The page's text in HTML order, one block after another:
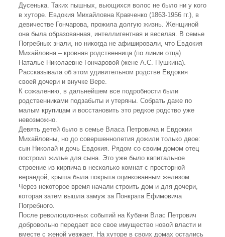
Дусенька. Таких пышных, вьющихся волос не было ни у кого
в хуторе. Евдокия Михайловна Кравченко (1863-1956 гг.), в
девичестве Гончарова, прожила долгую жизнь. Женщиной
она была образованная, интеллигентная и веселая. В семье
Погребных знали, но никогда не афишировали, что Евдокия
Михайловна – кровная родственница (по линии отца)
Наталье Николаевне Гончаровой (жене А.С. Пушкина).
Рассказывала об этом удивительном родстве Евдокия
своей дочери и внучке Вере.
К сожалению, в дальнейшем все подробности были
родственниками подзабыты и утеряны. Собрать даже по
малым крупицам и восстановить это редкое родство уже
невозможно.
Девять детей было в семье Власа Петровича и Евдокии
Михайловны, но до совершеннолетия дожили только двое:
сын Николай и дочь Евдокия. Рядом со своим домом отец
построил жилье для сына. Это уже было капитальное
строение из кирпича в несколько комнат с просторной
верандой, крыша была покрыта оцинкованным железом.
Через некоторое время начали строить дом и для дочери,
которая затем вышла замуж за Понкрата Ефимовича
Погребного.
После революционных событий на Кубани Влас Петрович
добровольно передает все свое имущество новой власти и
вместе с женой уезжает. На хуторе в своих домах остались